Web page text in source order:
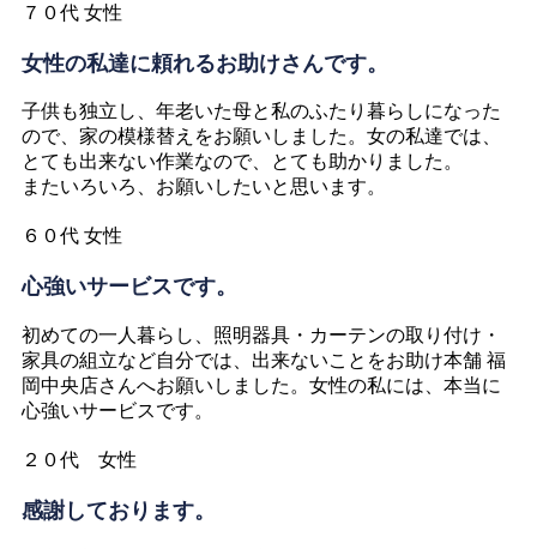
７０代 女性
女性の私達に頼れるお助けさんです。
子供も独立し、年老いた母と私のふたり暮らしになった
ので、家の模様替えをお願いしました。女の私達では、
とても出来ない作業なので、とても助かりました。
またいろいろ、お願いしたいと思います。
６０代 女性
心強いサービスです。
初めての一人暮らし、照明器具・カーテンの取り付け・
家具の組立など自分では、出来ないことをお助け本舗 福
岡中央店さんへお願いしました。女性の私には、本当に
心強いサービスです。
２０代 女性
感謝しております。